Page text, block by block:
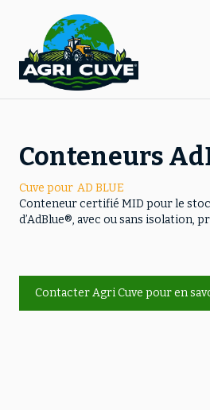
Conteneurs
Cuve pour AD BLUE
Conteneur certifié MID pour le
d’AdBlue®, avec ou sans isolation,
Contacter Agri Cuve pour en